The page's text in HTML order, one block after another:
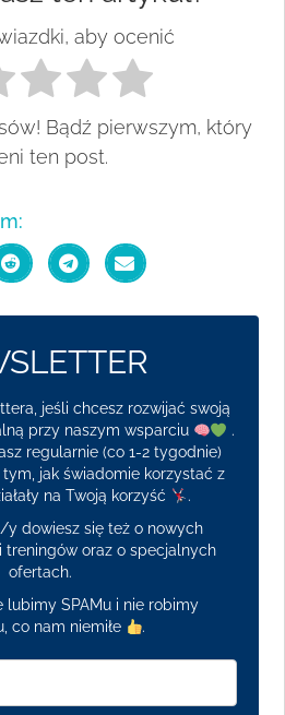
aby ocenić
Bądź pierwszym, który
ten post.
jeśli chcesz rozwijać swoją
przy naszym wsparciu
.
regularnie (co 1-2 tygodnie)
jak świadomie korzystać z
na Twoją korzyść
.
y dowiesz się też o nowych
treningów oraz o specjalnych
ofertach.
lubimy SPAMu i nie robimy
co nam niemiłe
.